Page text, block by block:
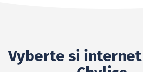
Vyberte si